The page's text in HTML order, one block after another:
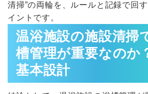
清掃”の両輪を、ルールと記録で回
イントです。
温浴施設の施設清掃
槽管理が重要なのか
基本設計